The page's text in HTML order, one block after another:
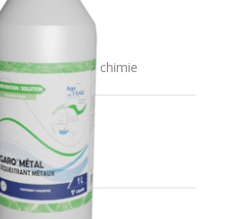
Marque: Gaches chimie